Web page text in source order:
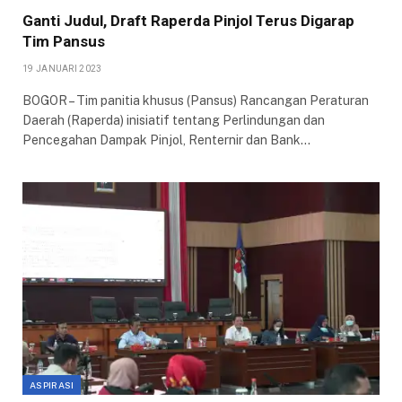
Ganti Judul, Draft Raperda Pinjol Terus Digarap
Tim Pansus
19 JANUARI 2023
BOGOR – Tim panitia khusus (Pansus) Rancangan Peraturan
Daerah (Raperda) inisiatif tentang Perlindungan dan
Pencegahan Dampak Pinjol, Renternir dan Bank…
ASPIRASI